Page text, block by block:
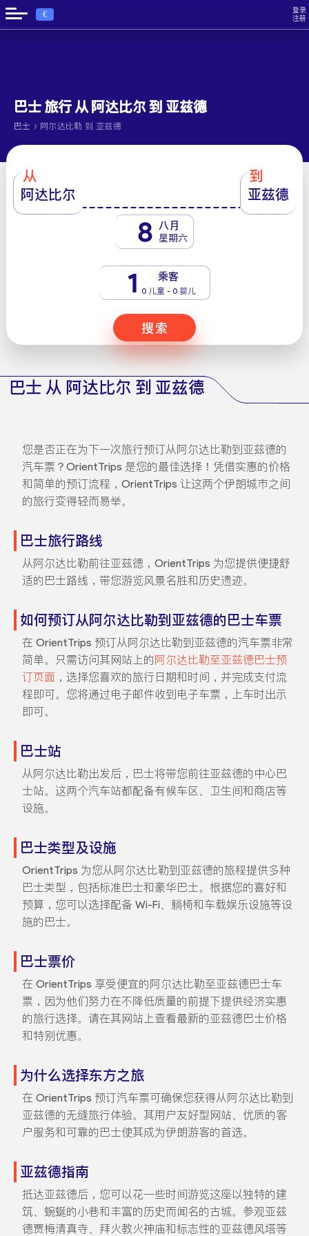
€
登录
注册
巴士 旅行 从 阿达比尔 到 亚兹德
巴士 › 阿尔达比勒 到 亚兹德
从
阿达比尔
到
亚兹德
8 八月
星期六
1 乘客
0 儿童 - 0 婴儿
搜索
巴士 从 阿达比尔 到 亚兹德
您是否正在为下一次旅行预订从阿尔达比勒到亚兹德的
汽车票？OrientTrips 是您的最佳选择！凭借实惠的价格
和简单的预订流程，OrientTrips 让这两个伊朗城市之间
的旅行变得轻而易举。
巴士旅行路线
从阿尔达比勒前往亚兹德，OrientTrips 为您提供便捷舒
适的巴士路线，带您游览风景名胜和历史遗迹。
如何预订从阿尔达比勒到亚兹德的巴士车票
在 OrientTrips 预订从阿尔达比勒到亚兹德的汽车票非常
简单。只需访问其网站上的阿尔达比勒至亚兹德巴士预
订页面 ，选择您喜欢的旅行日期和时间，并完成支付流
程即可。您将通过电子邮件收到电子车票，上车时出示
即可。
巴士站
从阿尔达比勒出发后，巴士将带您前往亚兹德的中心巴
士站。这两个汽车站都配备有候车区、卫生间和商店等
设施。
巴士类型及设施
OrientTrips 为您从阿尔达比勒到亚兹德的旅程提供多种
巴士类型，包括标准巴士和豪华巴士。根据您的喜好和
预算，您可以选择配备 Wi-Fi、躺椅和车载娱乐设施等设
施的巴士。
巴士票价
在 OrientTrips 享受便宜的阿尔达比勒至亚兹德巴士车
票，因为他们努力在不降低质量的前提下提供经济实惠
的旅行选择。请在其网站上查看最新的亚兹德巴士价格
和特别优惠。
为什么选择东方之旅
在 OrientTrips 预订汽车票可确保您获得从阿尔达比勒到
亚兹德的无缝旅行体验。其用户友好型网站、优质的客
户服务和可靠的巴士使其成为伊朗游客的首选。
亚兹德指南
抵达亚兹德后，您可以花一些时间游览这座以独特的建
筑、蜿蜒的小巷和丰富的历史而闻名的古城。参观亚兹
德贾梅清真寺、拜火教火神庙和标志性的亚兹德风塔等